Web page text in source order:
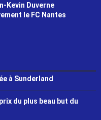
Kevin Duverne
le FC Nantes
à Sunderland
du plus beau but du